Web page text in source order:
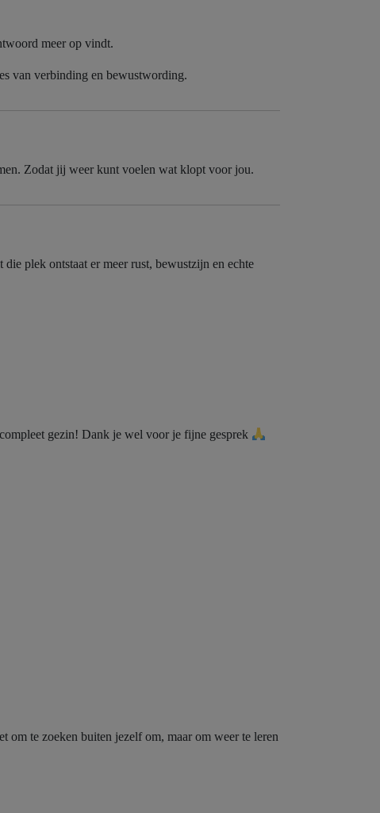
meer op vindt.
van verbinding en bewustwording.
Zodat jij weer kunt voelen wat klopt voor jou.
plek ontstaat er meer rust, bewustzijn en echte
gezin! Dank je wel voor je fijne gesprek
om te zoeken buiten jezelf om, maar om weer te leren